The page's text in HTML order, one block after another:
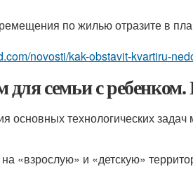
по жилью отразите в
novosti/kak-obstavit-kvartiru-
семьи с
основных технологических
«взрослую» и «детскую»